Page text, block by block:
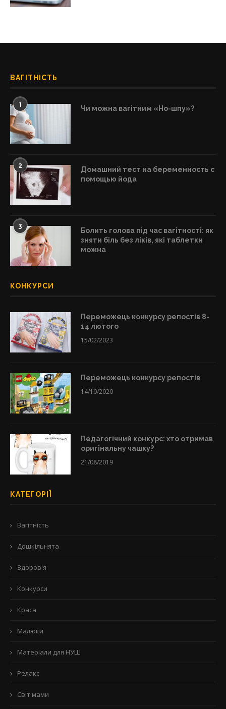
ВАГІТНІСТЬ
1 Чи можна вагітним «Но-шпу»?
2
Домашний тест на беременность с
помощью йода
3
Болить голова під час вагітності: як
зняти біль без ліків, які таблетки
можна
КОНКУРСИ
Переможець конкурсу репостів 8-
14 лютого
15/02/2023
Переможець конкурсу репостів
14/10/2020
Педагогічний конкурс: хто отримав
оригінальну чашку?
21/08/2019
КАТЕГОРІЇ
Вагітність
Дошкільнята
Здоров'я
Конкурси
Краса
Малюки
Матеріали для НУШ
Релакс
Світ мами